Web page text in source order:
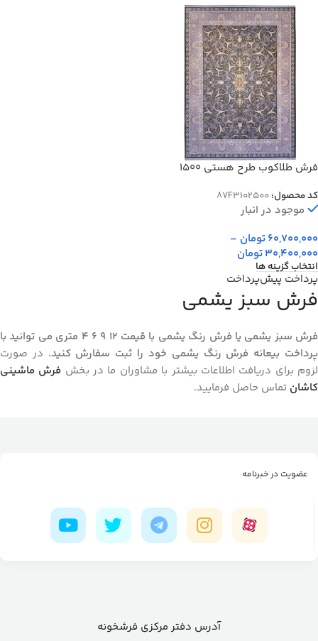
فرش طلاکوب طرح هستی 1500
کد محصول:87F3102500
موجود در انبار
60,700,000تومان –
30,400,000تومان
انتخاب گزینه ها
پرداخت پیش‌پرداخت
فرش سبز یشمی
فرش سبز یشمی یا فرش رنگ یشمی با قیمت 12 9 6 4 متری می توانید با
پرداخت بیعانه فرش رنگ یشمی خود را ثبت سفارش کنید. در صورت
لزوم برای دریافت اطلاعات بیشتر با مشاوران ما در بخش فرش ماشینی
کاشان تماس حاصل فرمایید.
عضویت در خبرنامه
آدرس دفتر مرکزی فرشخونه